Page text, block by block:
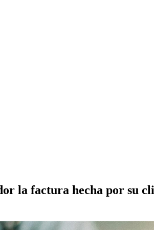
la factura hecha por su